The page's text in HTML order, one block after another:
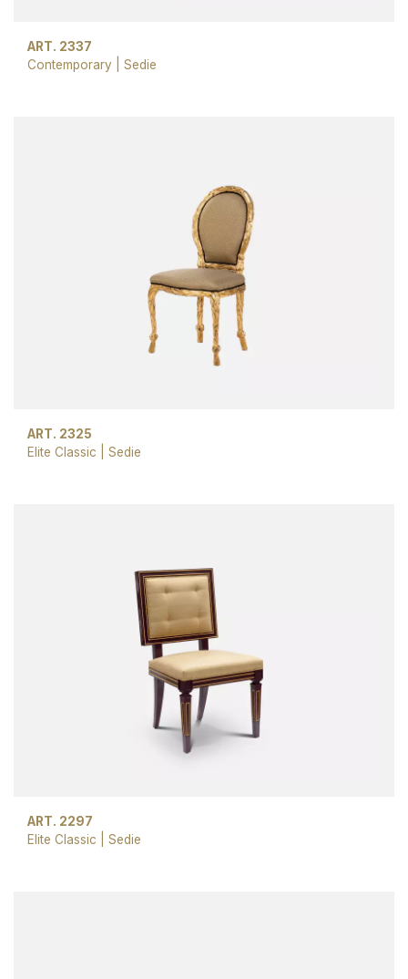
ART. 2337
Contemporary
Sedie
ART. 2325
Elite Classic
Sedie
ART. 2297
Elite Classic
Sedie